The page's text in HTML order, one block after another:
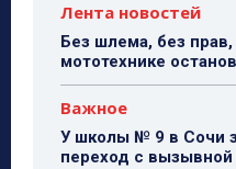
Лента новостей
Без шлема, без
мототехнике
Важное
У школы № 9 в Сочи
переход с вызывной